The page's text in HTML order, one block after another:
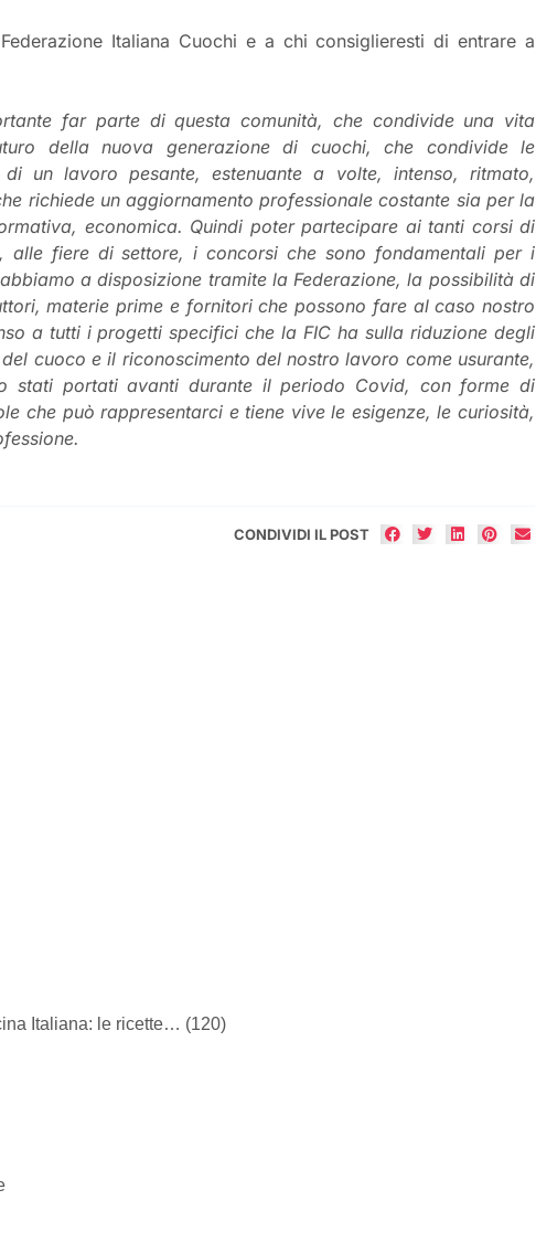
Italiana Cuochi e a chi consiglieresti di entrare a
far parte di questa comunità, che condivide una vita
della nuova generazione di cuochi, che condivide le
un lavoro pesante, estenuante a volte, intenso, ritmato,
richiede un aggiornamento professionale costante sia per la
economica. Quindi poter partecipare ai tanti corsi di
alle fiere di settore, i concorsi che sono fondamentali per i
a disposizione tramite la Federazione, la possibilità di
materie prime e fornitori che possono fare al caso nostro
a tutti i progetti specifici che la FIC ha sulla riduzione degli
cuoco e il riconoscimento del nostro lavoro come usurante,
stati portati avanti durante il periodo Covid, con forme di
che può rappresentarci e tiene vive le esigenze, le curiosità,
CONDIVIDI IL POST
Italiana: le ricette… (120)